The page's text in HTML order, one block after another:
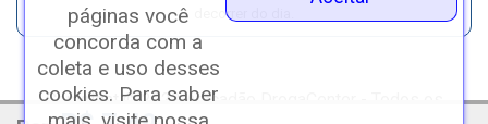
decorrer do dia.
Copyright © 2023 Atacadão DrogaCenter - Todos os
páginas você
concorda com a
coleta e uso desses
cookies. Para saber